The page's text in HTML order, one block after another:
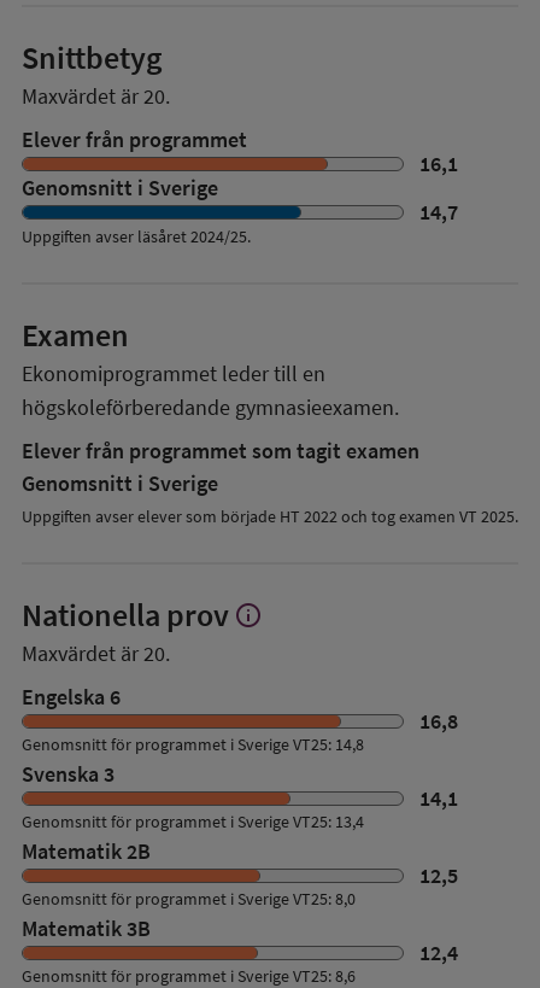
Snittbetyg
Maxvärdet är 20.
Elever från programmet
16,1
Genomsnitt i Sverige
14,7
Uppgiften avser läsåret2024/25.
Examen
Ekonomiprogrammet leder till en
högskoleförberedande gymnasieexamen.
Elever från programmet som tagit examen
Genomsnitt i Sverige
Uppgiften avser elever som började HT 2022 och tog examen VT 2025.
Nationella prov Visa
prov
info
Maxvärdet är 20.
Engelska 6
16,8
Genomsnitt för programmet i Sverige VT25: 14,8
Svenska 3
14,1
Genomsnitt för programmet i Sverige VT25: 13,4
Matematik 2B
12,5
Genomsnitt för programmet i Sverige VT25: 8,0
Matematik 3B
12,4
Genomsnitt för programmet i Sverige VT25: 8,6